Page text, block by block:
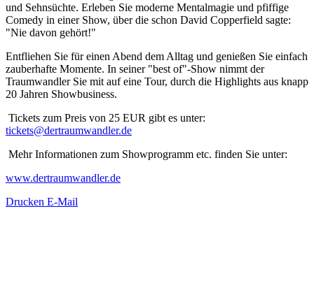
und Sehnsüchte. Erleben Sie moderne Mentalmagie und pfiffige
Comedy in einer Show, über die schon David Copperfield sagte:
"Nie davon gehört!"
Entfliehen Sie für einen Abend dem Alltag und genießen Sie einfach
zauberhafte Momente. In seiner "best of"-Show nimmt der
Traumwandler Sie mit auf eine Tour, durch die Highlights aus knapp
20 Jahren Showbusiness.
Tickets zum Preis von 25 EUR gibt es unter:
tickets@dertraumwandler.de
Mehr Informationen zum Showprogramm etc. finden Sie unter:
www.dertraumwandler.de
Drucken E-Mail